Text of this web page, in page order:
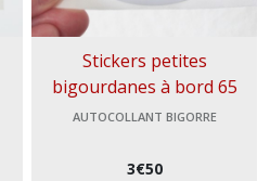
Stickers petites
bigourdanes à bord 65
AUTOCOLLANT BIGORRE
3€50